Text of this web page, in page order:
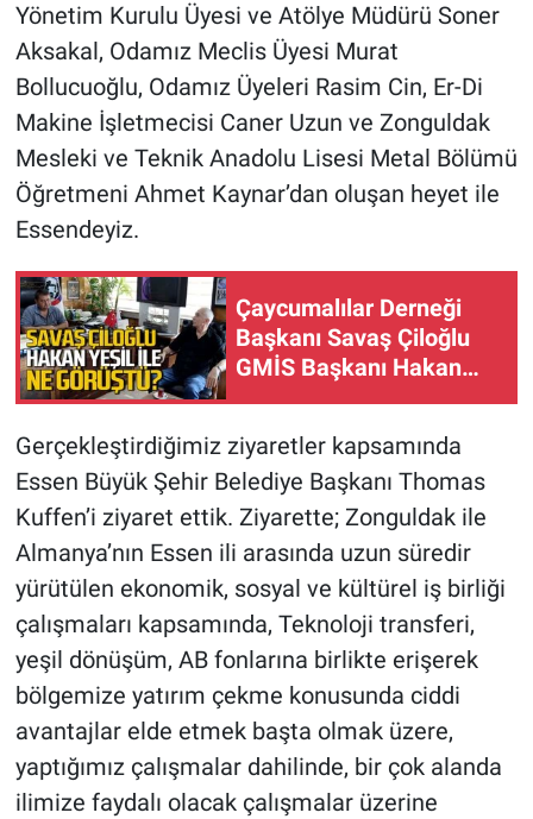
Yönetim Kurulu Üyesi ve Atölye Müdürü Soner
Aksakal, Odamız Meclis Üyesi Murat
Bollucuoğlu, Odamız Üyeleri Rasim Cin, Er-Di
Makine İşletmecisi Caner Uzun ve Zonguldak
Mesleki ve Teknik Anadolu Lisesi Metal Bölümü
Öğretmeni Ahmet Kaynar’dan oluşan heyet ile
Essendeyiz.
Çaycumalılar Derneği
Başkanı Savaş Çiloğlu
GMİS Başkanı Hakan
Gerçekleştirdiğimiz ziyaretler kapsamında
Essen Büyük Şehir Belediye Başkanı Thomas
Kuffen’i ziyaret ettik. Ziyarette; Zonguldak ile
Almanya’nın Essen ili arasında uzun süredir
yürütülen ekonomik, sosyal ve kültürel iş birliği
çalışmaları kapsamında, Teknoloji transferi,
yeşil dönüşüm, AB fonlarına birlikte erişerek
bölgemize yatırım çekme konusunda ciddi
avantajlar elde etmek başta olmak üzere,
yaptığımız çalışmalar dahilinde, bir çok alanda
ilimize faydalı olacak çalışmalar üzerine